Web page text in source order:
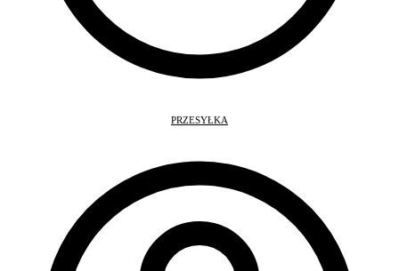
PRZESYŁKA